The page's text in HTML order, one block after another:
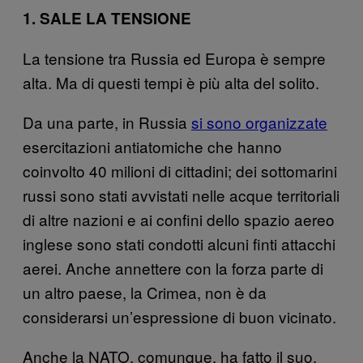
1. SALE LA TENSIONE
La tensione tra Russia ed Europa è sempre
alta. Ma di questi tempi è più alta del solito.
Da una parte, in Russia si sono organizzate
esercitazioni antiatomiche che hanno
coinvolto 40 milioni di cittadini; dei sottomarini
russi sono stati avvistati nelle acque territoriali
di altre nazioni e ai confini dello spazio aereo
inglese sono stati condotti alcuni finti attacchi
aerei. Anche annettere con la forza parte di
un altro paese, la Crimea, non è da
considerarsi un’espressione di buon vicinato.
Anche la NATO, comunque, ha fatto il suo.